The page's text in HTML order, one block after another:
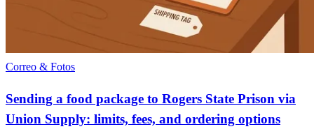
Correo & Fotos
Sending a food package to Rogers State Prison via
Union Supply: limits, fees, and ordering options